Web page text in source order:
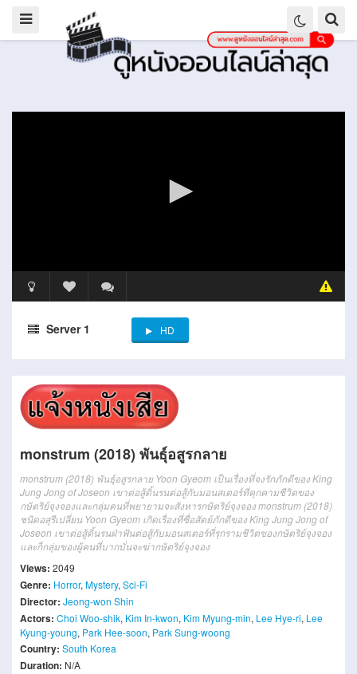
Server 1 HD
monstrum (2018) พันธุ์อสูรกลาย
monstrum (2018) พันธุ์อสูรกลาย Yoon Gyeom เป็นเรื่องที่จงรักภักดีของ King
Jung Jong of Joseon เขาต่อสู้ดิ้นรนต่อสู้กับมอนสเตอร์ที่คุกคามชีวิตของ
กษัตริย์จุงจองและกลุ่มคนที่พยายามจะสังหารกษัตริย์จุงจอง monstrum (2018)
ชนิดอสุรีเปลี่ยน Yoon Gyeom เกิดเรื่องที่ซื่อสัตย์ภักดีของ King Jung Jong of
Joseon เขาต่อสู้ดิ้นรนฝ่าฟันต่อสู้กับมอนสเตอร์ที่รุกรามชีวิตของกษัตริย์จุงจอง
และก็กลุ่มของผู้คนที่บากบั่นจะฆ่ากษัตริย์จุงจอง
Views: 2049
Genre: Horror, Mystery, Sci-Fi
Director: Jeong-won Shin
Actors: Choi Woo-shik, Kim In-kwon, Kim Myung-min, Lee Hye-ri, Lee
Kyung-young, Park Hee-soon, Park Sung-woong
Country: South Korea
Duration: N/A